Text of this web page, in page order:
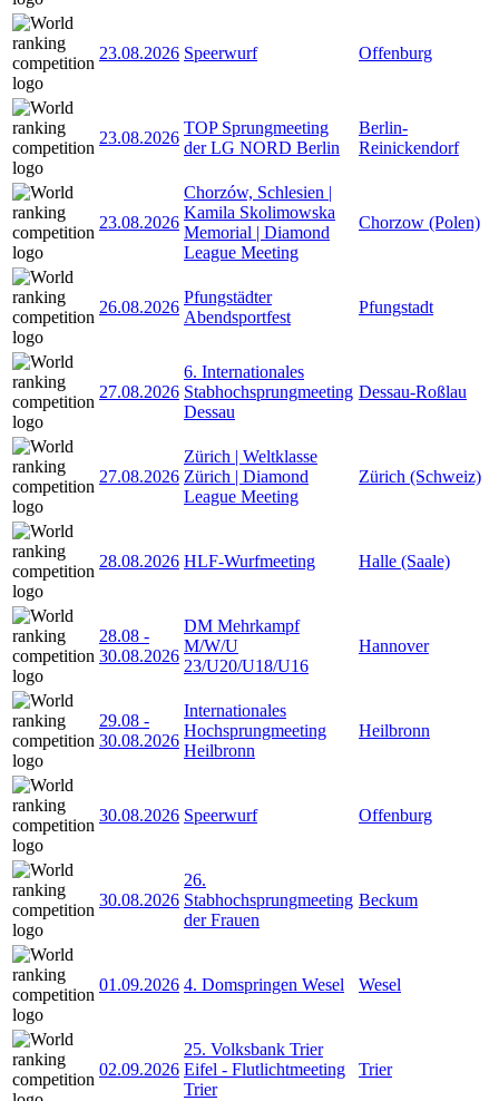
23.08.2026 Speerwurf Offenburg
23.08.2026
TOP Sprungmeeting
der LG NORD Berlin
Berlin-
Reinickendorf
23.08.2026
Chorzów, Schlesien |
Kamila Skolimowska
Memorial | Diamond
League Meeting
Chorzow (Polen)
26.08.2026
Pfungstädter
Abendsportfest
Pfungstadt
27.08.2026
6. Internationales
Stabhochsprungmeeting
Dessau
Dessau-Roßlau
27.08.2026
Zürich | Weltklasse
Zürich | Diamond
League Meeting
Zürich (Schweiz)
28.08.2026 HLF-Wurfmeeting Halle (Saale)
28.08 -
30.08.2026
DM Mehrkampf
M/W/U
23/U20/U18/U16
Hannover
29.08 -
30.08.2026
Internationales
Hochsprungmeeting
Heilbronn
Heilbronn
30.08.2026 Speerwurf Offenburg
30.08.2026
26.
Stabhochsprungmeeting
der Frauen
Beckum
01.09.2026 4. Domspringen Wesel Wesel
02.09.2026
25. Volksbank Trier
Eifel - Flutlichtmeeting
Trier
Trier